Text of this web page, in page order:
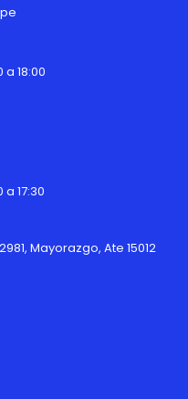
18:00
17:30
Mayorazgo, Ate 15012